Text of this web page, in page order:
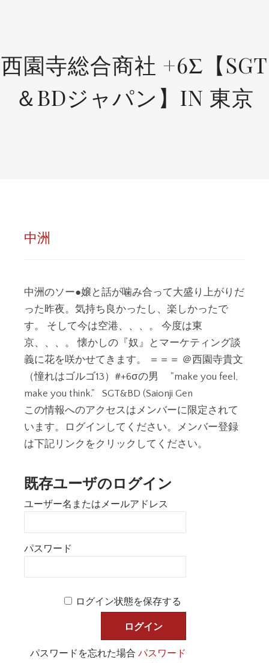
西園寺総合商社 +6Σ【SGT
＆BDジャパン】IN 東京
中洲
中洲のソー●嬢と話が噛み合って大盛り上がりだ
った昨夜。気持ち良かったし、楽しかったで
す。 そして今は空港、、、。 今度は東
京、、、。 懐かしの『奴』とマーケティング談
義に花を咲かせてきます。 ＝＝＝ ＠西園寺貴文
（憧れはゴルゴ13）#+6σの男 "make you feel,
make you think." SGT&BD (Saionji Gen
この情報へのアクセスはメンバーに限定されて
います。ログインしてください。メンバー登録
は下記リンクをクリックしてください。
既存ユーザのログイン
ユーザー名またはメールアドレス
パスワード
ログイン状態を保存する
パスワードを忘れた場合パスワード